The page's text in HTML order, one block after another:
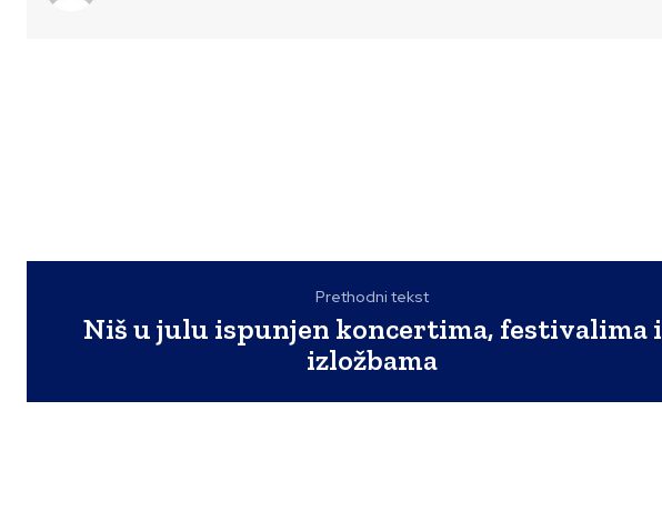
Prethodni tekst
Niš u julu ispunjen koncertima, festivalima i
izložbama